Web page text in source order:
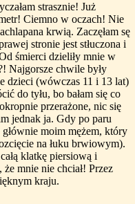
strasznie! Już
Ciemno w oczach! Nie
krwią. Zaczęłam sę
stronie jest stłuczona i
śmierci dzieliły mnie w
Najgorsze chwile były
dzieci (wówczas 11 i 13 lat)
do tyłu, bo bałam się co
przerażone, nic się
jednak ja. Gdy po paru
moim mężem, który
na łuku brwiowym).
klatkę piersiową i
mnie nie chciał! Przez
kraju.